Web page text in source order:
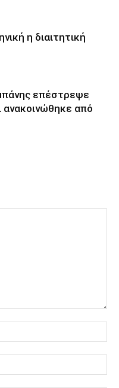
η διαιτητική
επέστρεψε
ανακοινώθηκε από